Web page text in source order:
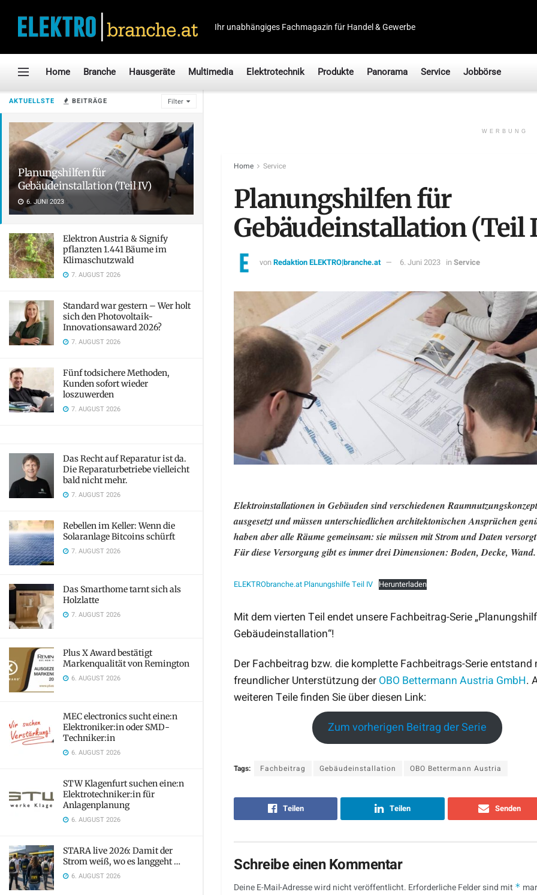
AKTUELLSTE BEITRÄGE Filter
Planungshilfen für
Gebäudeinstallation (Teil IV)
6. JUNI 2023
Elektron Austria & Signify
pflanzten 1.441 Bäume im
Klimaschutzwald
7. AUGUST 2026
Standard war gestern – Wer holt
sich den Photovoltaik-
Innovationsaward 2026?
7. AUGUST 2026
Fünf todsichere Methoden,
Kunden sofort wieder
loszuwerden
7. AUGUST 2026
Das Recht auf Reparatur ist da.
Die Reparaturbetriebe vielleicht
bald nicht mehr.
7. AUGUST 2026
Rebellen im Keller: Wenn die
Solaranlage Bitcoins schürft
7. AUGUST 2026
Das Smarthome tarnt sich als
Holzlatte
7. AUGUST 2026
Plus X Award bestätigt
Markenqualität von Remington
6. AUGUST 2026
MEC electronics sucht eine:n
Elektroniker:in oder SMD-
Techniker:in
6. AUGUST 2026
STW Klagenfurt suchen eine:n
Elektrotechniker:in für
Anlagenplanung
6. AUGUST 2026
STARA live 2026: Damit der
Strom weiß, wo es langgeht …
6. AUGUST 2026
Ihr unabhängiges Fachmagazin für Handel & Gewerbe
Home Branche Hausgeräte Multimedia Elektrotechnik Produkte Panorama Service Jobbörse
WERBUNG
Home Service
Planungshilfen für
Gebäudeinstallation (Teil
vonRedaktion ELEKTRO|branche.at 6. Juni 2023 inService
Elektroinstallationen in Gebäuden sind verschiedenen
ausgesetzt und müssen unterschiedlichen architektonischen Ansprüchen
haben aber alle Räume gemeinsam: sie müssen mit Strom und Daten
Für diese Versorgung gibt es immer drei Dimensionen: Boden, Decke, Wand.
ELEKTRObranche.at Planungshilfe Teil IV Herunterladen
Mit dem vierten Teil endet unsere Fachbeitrag-Serie
Gebäudeinstallation“!
Der Fachbeitrag bzw. die komplette Fachbeitrags-Serie entstand
freundlicher Unterstützung der OBO Bettermann Austria GmbH.
weiteren Teile finden Sie über diesen Link:
Zum vorherigen Beitrag der Serie
Tags: Fachbeitrag Gebäudeinstallation OBO Bettermann Austria
Teilen Teilen Senden
Schreibe einen Kommentar
Deine E-Mail-Adresse wird nicht veröffentlicht. Erforderliche Felder sind mit *